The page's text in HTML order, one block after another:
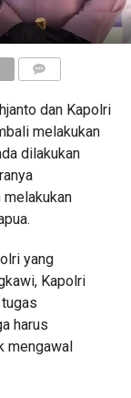
dan Kapolri
melakukan
dilakukan
yang
Kapolri
harus
mengawal